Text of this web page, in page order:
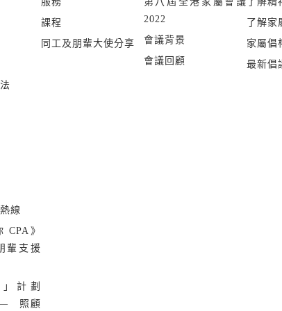
參考內頁。)
>更多
線
CPA》
支援
」計劃
照顧
課程
同工及朋輩大使分享
2022
會議背景
會議回顧
了解家
家屬倡
最新倡